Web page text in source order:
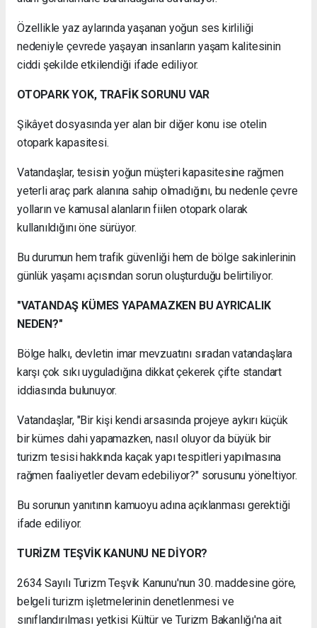
Özellikle yaz aylarında yaşanan yoğun ses kirliliği
nedeniyle çevrede yaşayan insanların yaşam kalitesinin
ciddi şekilde etkilendiği ifade ediliyor.
OTOPARK YOK, TRAFİK SORUNU VAR
Şikâyet dosyasında yer alan bir diğer konu ise otelin
otopark kapasitesi.
Vatandaşlar, tesisin yoğun müşteri kapasitesine rağmen
yeterli araç park alanına sahip olmadığını, bu nedenle çevre
yolların ve kamusal alanların fiilen otopark olarak
kullanıldığını öne sürüyor.
Bu durumun hem trafik güvenliği hem de bölge sakinlerinin
günlük yaşamı açısından sorun oluşturduğu belirtiliyor.
"VATANDAŞ KÜMES YAPAMAZKEN BU AYRICALIK
NEDEN?"
Bölge halkı, devletin imar mevzuatını sıradan vatandaşlara
karşı çok sıkı uyguladığına dikkat çekerek çifte standart
iddiasında bulunuyor.
Vatandaşlar, "Bir kişi kendi arsasında projeye aykırı küçük
bir kümes dahi yapamazken, nasıl oluyor da büyük bir
turizm tesisi hakkında kaçak yapı tespitleri yapılmasına
rağmen faaliyetler devam edebiliyor?" sorusunu yöneltiyor.
Bu sorunun yanıtının kamuoyu adına açıklanması gerektiği
ifade ediliyor.
TURİZM TEŞVİK KANUNU NE DİYOR?
2634 Sayılı Turizm Teşvik Kanunu'nun 30. maddesine göre,
belgeli turizm işletmelerinin denetlenmesi ve
sınıflandırılması yetkisi Kültür ve Turizm Bakanlığı'na ait